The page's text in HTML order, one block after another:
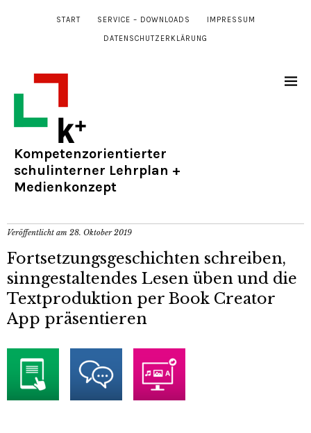
START SERVICE – DOWNLOADS IMPRESSUM
DATENSCHUTZERKLÄRUNG
Kompetenzorientierter
schulinterner Lehrplan +
Medienkonzept
Veröffentlicht am 28. Oktober 2019
Fortsetzungsgeschichten schreiben,
sinngestaltendes Lesen üben und die
Textproduktion per Book Creator
App präsentieren